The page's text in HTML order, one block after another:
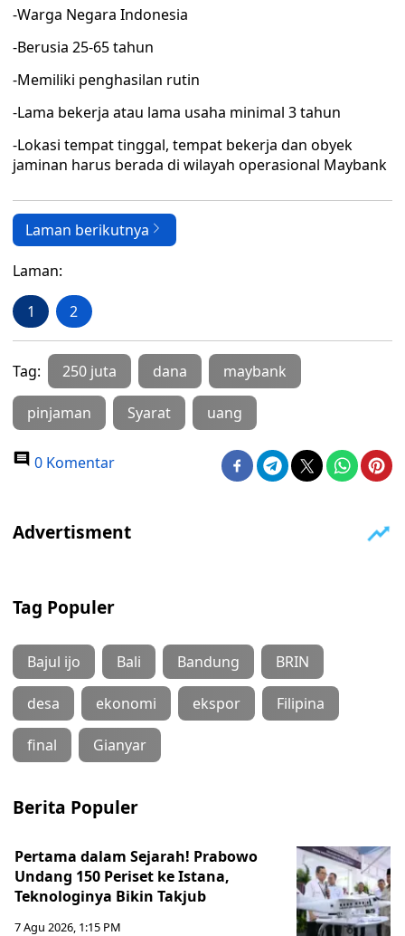
-Warga Negara Indonesia
-Berusia 25-65 tahun
-Memiliki penghasilan rutin
-Lama bekerja atau lama usaha minimal 3 tahun
-Lokasi tempat tinggal, tempat bekerja dan obyek
jaminan harus berada di wilayah operasional Maybank
Laman berikutnya
Laman:
1 2
Tag: 250 juta dana maybank
pinjaman Syarat uang
0 Komentar
Tag Populer
Bajul ijo Bali Bandung BRIN
desa ekonomi ekspor Filipina
final Gianyar
Berita Populer
Pertama dalam Sejarah! Prabowo
Undang 150 Periset ke Istana,
Teknologinya Bikin Takjub
7 Agu 2026, 1:15 PM